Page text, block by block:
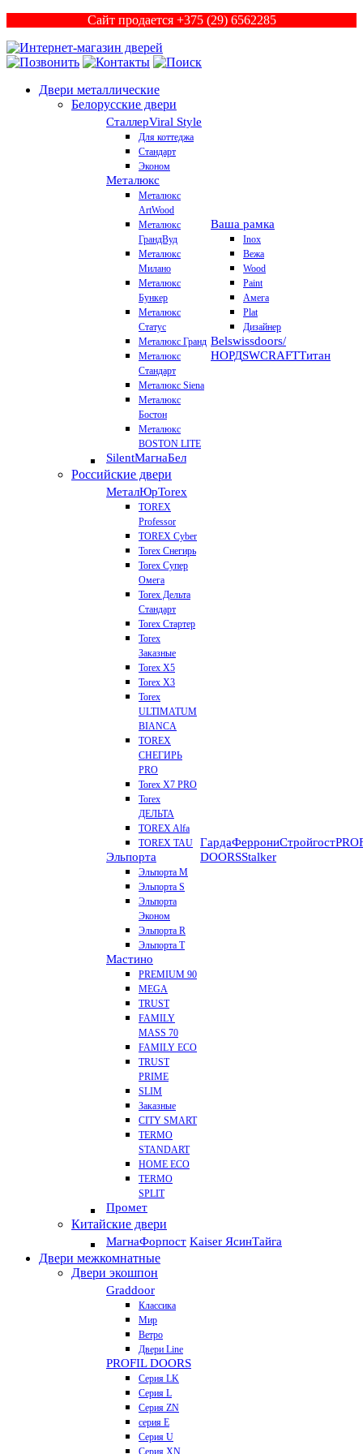
Сайт продается +375 (29) 6562285
Двери металлические
Белорусские двери
СталлерViral Style
Для коттеджа
Стандарт
Эконом
Металюкс
Металюкс
ArtWood
Металюкс
ГрандВуд
Металюкс
Милано
Металюкс
Бункер
Металюкс
Статус
Металюкс Гранд
Металюкс
Стандарт
Металюкс Siena
Металюкс
Бостон
Металюкс
BOSTON LITE
SilentМагнаБел
Ваша рамка
Inox
Вежа
Wood
Paint
Амега
Plat
Дизайнер
Belswissdoors/
НОРДSWCRAFTТитан
Российские двери
МеталЮрTorex
TOREX
Professor
TOREX Cyber
Torex Снегирь
Torex Супер
Омега
Torex Дельта
Стандарт
Torex Стартер
Torex
Заказные
Torex Х5
Torex Х3
Torex
ULTIMATUM
BIANCA
TOREX
СНЕГИРЬ
PRO
Torex X7 PRO
Torex
ДЕЛЬТА
TOREX Alfa
TOREX TAU
Эльпорта
Эльпорта M
Эльпорта S
Эльпорта
Эконом
Эльпорта R
Эльпорта Т
Мастино
PREMIUM 90
MEGA
TRUST
FAMILY
MASS 70
FAMILY ECO
TRUST
PRIME
SLIM
Заказные
CITY SMART
TERMO
STANDART
HOME ECO
ТЕRМО
SPLIT
Промет
ГардаФеррониСтройгост
DOORSStalker
Китайские двери
МагнаФорпост Kaiser ЯсинТайга
Двери межкомнатные
Двери экошпон
Graddoor
Классика
Мир
Ветро
Двери Line
PROFIL DOORS
Серия LK
Серия L
Серия ZN
серия E
Серия U
Серия XN